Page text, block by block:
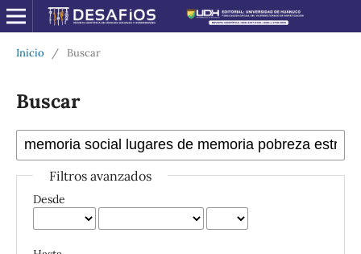
Inicio / Buscar
Buscar
Filtros avanzados
Desde